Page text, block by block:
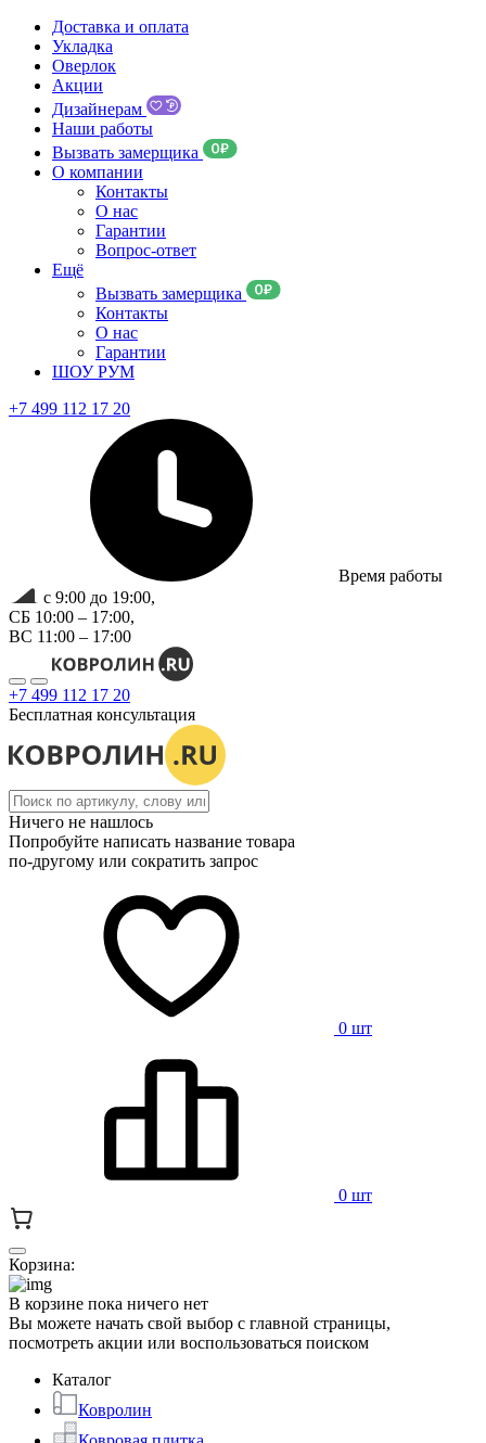
Доставка и оплата
Укладка
Оверлок
Акции
Дизайнерам
Наши работы
Вызвать замерщика
О компании
Контакты
О нас
Гарантии
Вопрос-ответ
Ещё
Вызвать замерщика
Контакты
О нас
Гарантии
ШОУ РУМ
+7 499 112 17 20
Время работы
с 9:00 до 19:00,
СБ 10:00 – 17:00,
ВС 11:00 – 17:00
+7 499 112 17 20
Бесплатная консультация
Ничего не нашлось
Попробуйте написать название товара
по-другому или сократить запрос
0 шт
0 шт
Корзина:
В корзине пока ничего нет
Вы можете начать свой выбор с главной страницы,
посмотреть акции или воспользоваться поиском
Каталог
Ковролин